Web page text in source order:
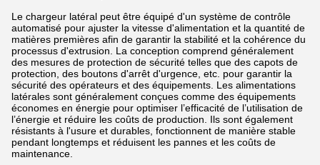
Le chargeur latéral peut être équipé d'un système de contrôle
automatisé pour ajuster la vitesse d'alimentation et la quantité de
matières premières afin de garantir la stabilité et la cohérence du
processus d'extrusion. La conception comprend généralement
des mesures de protection de sécurité telles que des capots de
protection, des boutons d'arrêt d'urgence, etc. pour garantir la
sécurité des opérateurs et des équipements. Les alimentations
latérales sont généralement conçues comme des équipements
économes en énergie pour optimiser l’efficacité de l’utilisation de
l’énergie et réduire les coûts de production. Ils sont également
résistants à l'usure et durables, fonctionnent de manière stable
pendant longtemps et réduisent les pannes et les coûts de
maintenance.